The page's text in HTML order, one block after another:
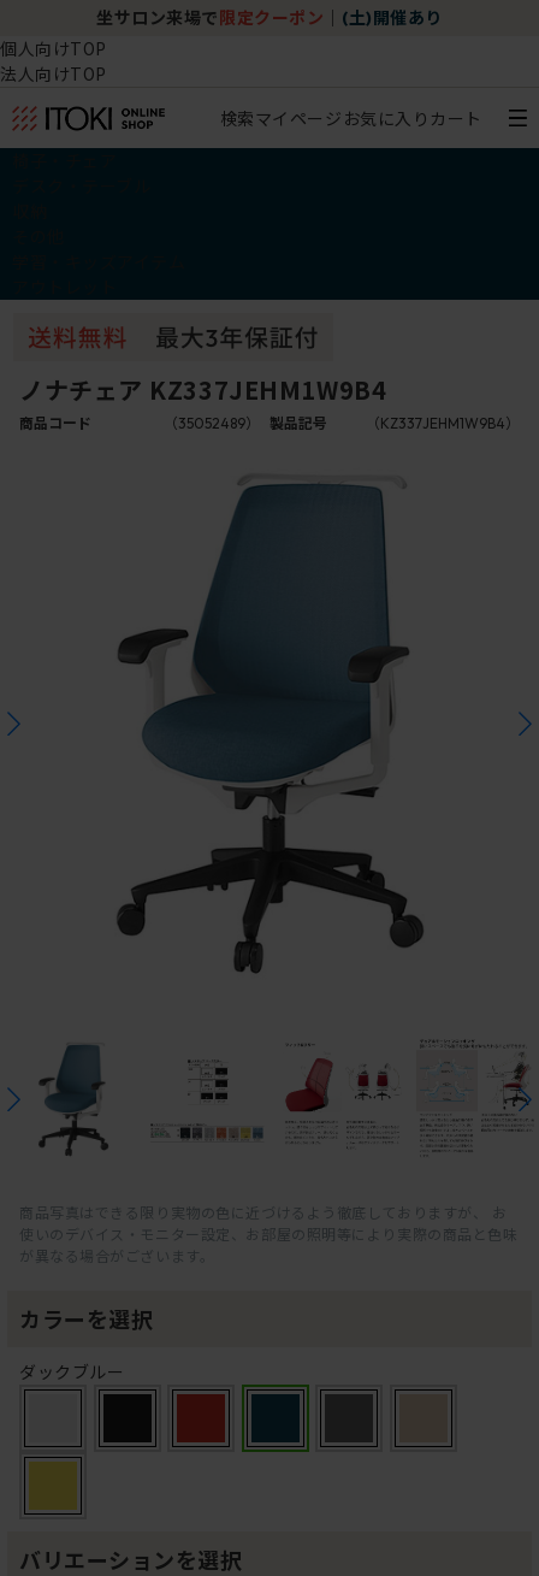
坐サロン来場で 限定クーポン (土)開催あり
個人向けTOP
法人向けTOP
検索マイページ お気に入り カート
ノナチェア KZ337JEHM1W9B4
商品コード （35052489） 製品記号 （KZ337JEHM1W9B4）
商品写真はできる限り実物の色に近づけるよう徹底しておりますが、 お
使いのデバイス・モニター設定、お部屋の照明等により実際の商品と色味
が異なる場合がございます。
カラーを選択
ダックブルー
バリエーションを選択